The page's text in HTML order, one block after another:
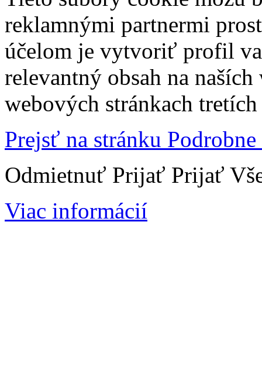
reklamnými partnermi
účelom je vytvoriť profil
relevantný obsah na
webových stránkach tretích
Prejsť na stránku
Odmietnuť Prijať Prijať
Viac informácií